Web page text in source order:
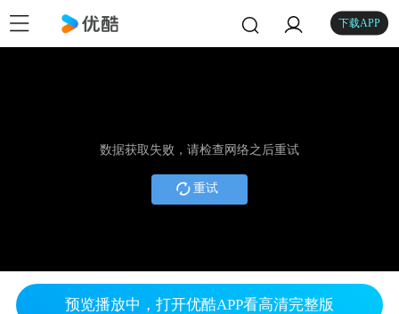
下载APP
数据获取失败，请检查网络之后重试
重试
预览播放中，打开优酷APP看高清完整版